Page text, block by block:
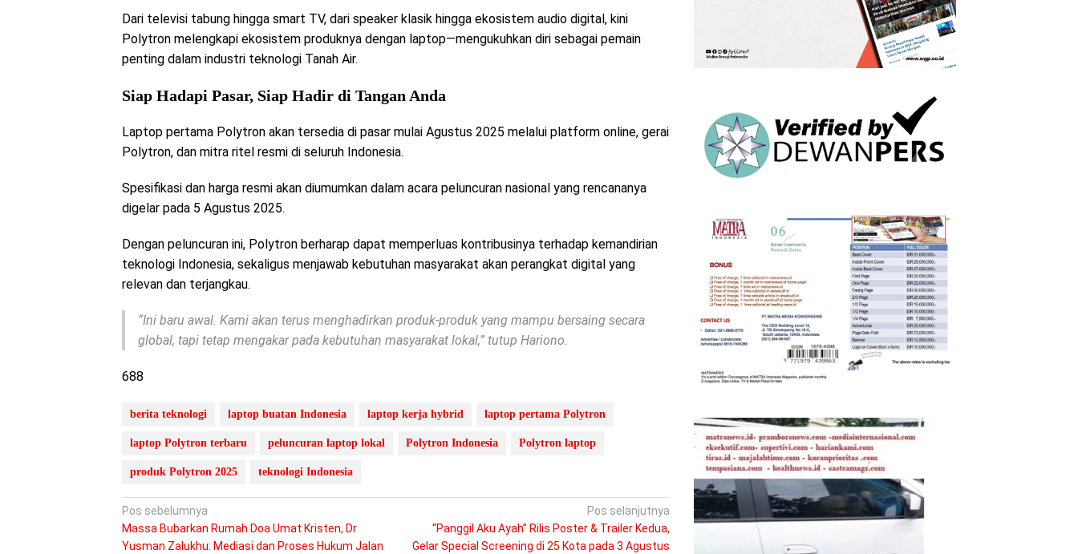
Dari televisi tabung hingga smart TV, dari speaker klasik hingga ekosistem audio digital, kini
Polytron melengkapi ekosistem produknya dengan laptop—mengukuhkan diri sebagai pemain
penting dalam industri teknologi Tanah Air.
Siap Hadapi Pasar, Siap Hadir di Tangan Anda
Laptop pertama Polytron akan tersedia di pasar mulai Agustus 2025 melalui platform online, gerai
Polytron, dan mitra ritel resmi di seluruh Indonesia.
Spesifikasi dan harga resmi akan diumumkan dalam acara peluncuran nasional yang rencananya
digelar pada 5 Agustus 2025.
Dengan peluncuran ini, Polytron berharap dapat memperluas kontribusinya terhadap kemandirian
teknologi Indonesia, sekaligus menjawab kebutuhan masyarakat akan perangkat digital yang
relevan dan terjangkau.
“Ini baru awal. Kami akan terus menghadirkan produk-produk yang mampu bersaing secara
global, tapi tetap mengakar pada kebutuhan masyarakat lokal,” tutup Hariono.
688
berita teknologi laptop buatan Indonesia laptop kerja hybrid laptop pertama Polytron
laptop Polytron terbaru peluncuran laptop lokal Polytron Indonesia Polytron laptop
produk Polytron 2025 teknologi Indonesia
Navigasi
pos
Pos sebelumnya
Massa Bubarkan Rumah Doa Umat Kristen, Dr
Yusman Zalukhu: Mediasi dan Proses Hukum Jalan
Pos selanjutnya
“Panggil Aku Ayah” Rilis Poster & Trailer Kedua,
Gelar Special Screening di 25 Kota pada 3 Agustus